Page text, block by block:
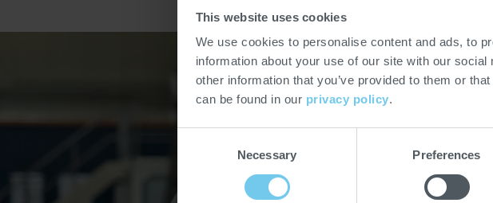
This website uses cookies
We use cookies to personalise content and ads, to
information about your use of our site with our
other information that you’ve provided to them or
can be found in our privacy policy.
Necessary Preferences